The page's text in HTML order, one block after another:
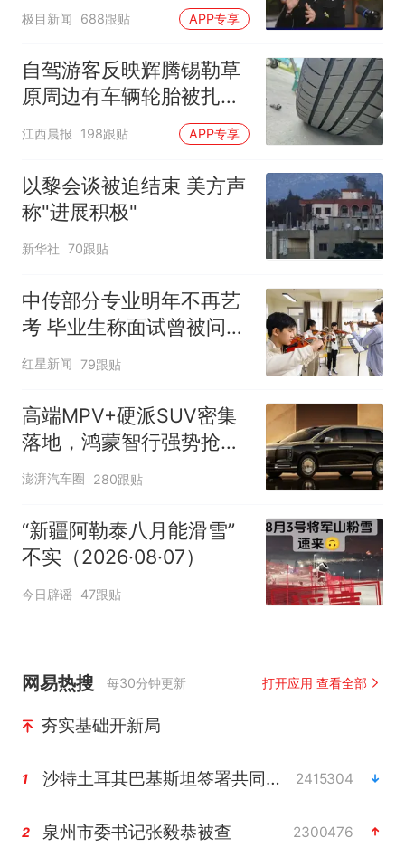
不易”，称自己买衣服80%
极目新闻 688跟贴 APP专享
自驾游客反映辉腾锡勒草
原周边有车辆轮胎被扎，
修理店铺换胎价格高达千
元，官方发布情况通报
江西晨报 198跟贴 APP专享
以黎会谈被迫结束 美方声
称"进展积极"
新华社 70跟贴
中传部分专业明年不再艺
考 毕业生称面试曾被问
“如何策划晚会” 专家：遏
制“艺考捷径化”
红星新闻 79跟贴
高端MPV+硬派SUV密集
落地，鸿蒙智行强势抢占
自主高端市场制高点
澎湃汽车圈 280跟贴
“新疆阿勒泰八月能滑雪”
不实（2026·08·07）
今日辟谣 47跟贴
网易热搜 每30分钟更新 打开应用 查看全部
夯实基础开新局
1 沙特土耳其巴基斯坦签署共同防务协议 2415304
2 泉州市委书记张毅恭被查 2300476